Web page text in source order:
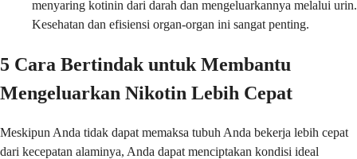
menyaring kotinin dari darah dan mengeluarkannya melalui urin.
Kesehatan dan efisiensi organ-organ ini sangat penting.
5 Cara Bertindak untuk Membantu
Mengeluarkan Nikotin Lebih Cepat
Meskipun Anda tidak dapat memaksa tubuh Anda bekerja lebih cepat
dari kecepatan alaminya, Anda dapat menciptakan kondisi ideal